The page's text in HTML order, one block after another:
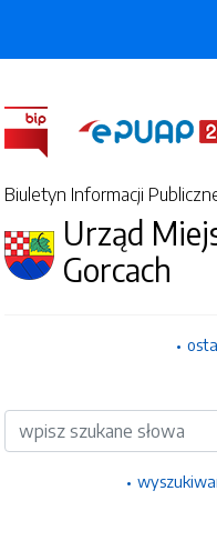
Biuletyn Informacji
Urząd
Gorcach
Wyszukiwarka